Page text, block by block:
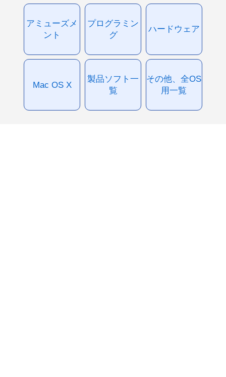
アミューズメ
ント
プログラミン
グ
ハードウェア
Mac OS X
製品ソフト一
覧
その他、全OS
用一覧